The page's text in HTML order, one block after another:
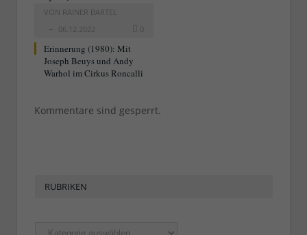
VON RAINER BARTEL
06.12.2022
0
Erinnerung (1980): Mit
Joseph Beuys und Andy
Warhol im Cirkus Roncalli
Kommentare sind gesperrt.
RUBRIKEN
Rubriken